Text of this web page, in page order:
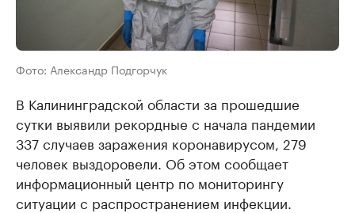
Фото: Александр Подгорчук
В Калининградской области за прошедшие
сутки выявили рекордные с начала пандемии
337 случаев заражения коронавирусом, 279
человек выздоровели. Об этом сообщает
информационный центр по мониторингу
ситуации с распространением инфекции.